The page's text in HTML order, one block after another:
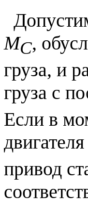
МС,
груза, и
груза с
Если в
привод